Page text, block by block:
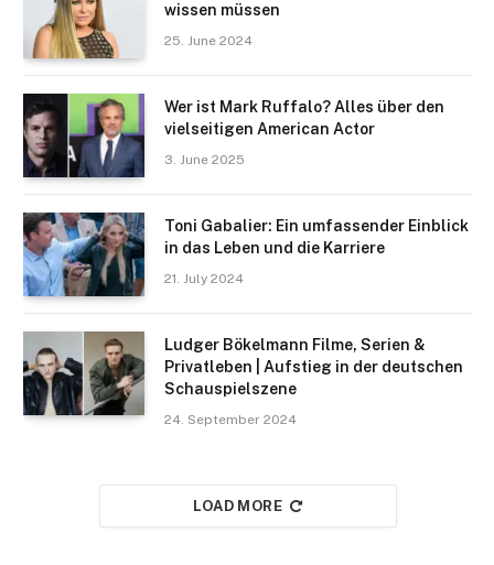
wissen müssen
25. June 2024
Wer ist Mark Ruffalo? Alles über den
vielseitigen American Actor
3. June 2025
Toni Gabalier: Ein umfassender Einblick
in das Leben und die Karriere
21. July 2024
Ludger Bökelmann Filme, Serien &
Privatleben | Aufstieg in der deutschen
Schauspielszene
24. September 2024
LOAD MORE